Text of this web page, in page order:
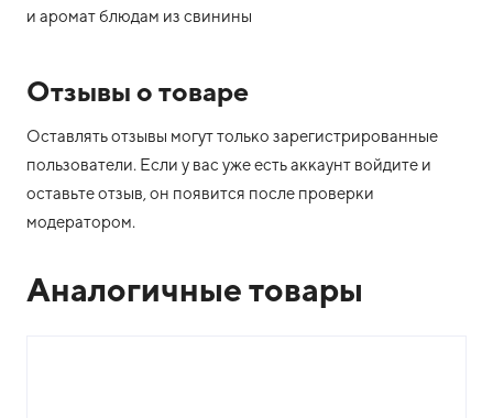
и аромат блюдам из свинины
Отзывы о товаре
Оставлять отзывы могут только зарегистрированные
пользователи. Если у вас уже есть аккаунт войдите и
оставьте отзыв, он появится после проверки
модератором.
Аналогичные товары